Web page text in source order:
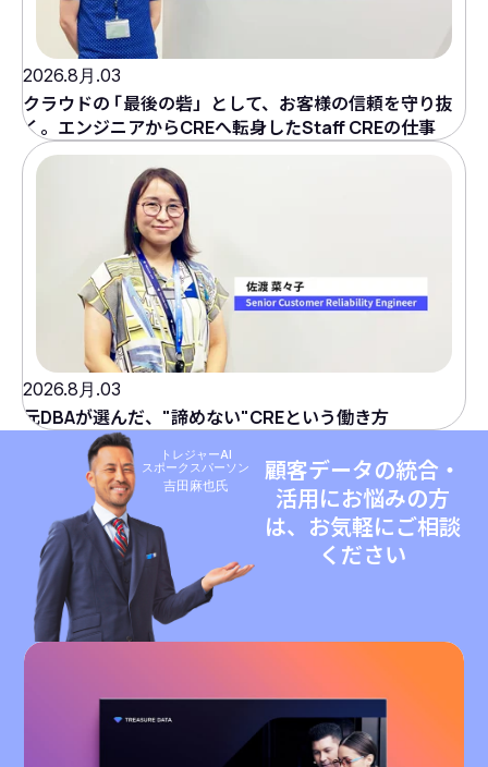
2026.8月.03
クラウドの 「最後の砦」として、お客様の信頼を守り抜
く。エンジニアからCREへ転身したStaff CREの仕事
2026.8月.03
元DBAが選んだ、"諦めない"CREという働き方
トレジャーAI
スポークスパーソン
吉田麻也氏
顧客データの統合・
活用にお悩みの方
は、お気軽にご相談
ください